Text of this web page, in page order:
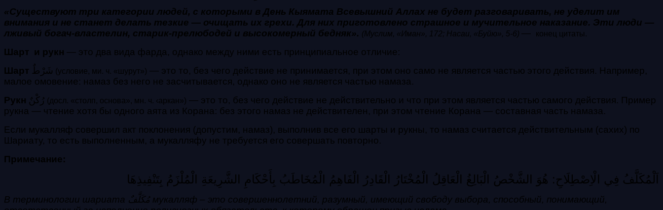
«Существуют три категории людей, с которыми в День Кыямата Всевышний Аллах не будет разговаривать, не уделит им
внимания и не станет делать тезкие — очищать их грехи. Для них приготовлено страшное и мучительное наказание. Эти люди —
лживый богач-властелин, старик-прелюбодей и высокомерный бедняк». (Муслим, «Иман», 172; Насаи, «Буйю», 5-6) — конец цитаты.
Шарт и рукн — это два вида фарда, однако между ними есть принципиальное отличие:
Шарт شَرْطٌ (условие, ми. ч. «шурут») — это то, без чего действие не принимается, при этом оно само не является частью этого действия. Например,
малое омовение: намаз без него не засчитывается, однако оно не является частью намаза.
Рукн
(досл. «столп, основа», мн. ч. ‹аркан») — это то, без чего действие не действительно и что при этом является частью caмoгo действия. Пример
рукна — чтение хотя бы одного аята из Корана: без этого намаз не действителен, при этом чтение Корана — составная часть намаза.
Если мукалляф совершил акт поклонения (допустим, намаз), выполнив все его шарты и рукны, то намаз считается действительным (сахих) по
Шариату, то есть выполненным, а мукалляфу не требуется его совершать повторно.
Примечание:
اَلْمُكَلَّفُ فِي الْاِصْطِلَاحِ: هُوَ الشَّخْصُ الْبَالِغُ الْعَاقِلُ الْمُخْتَارُ الْقَادِرُ الْفَاهِمُ الْمُخَاطَبُ بِأَحْكَامِ الشَّرِيعَةِ الْمُلْزَمُ بِتَنْفِيذِهَا
В терминологии шариата مُكَلَّفٌ мукалляф – это совершеннолетний, разумный, имеющий свободу выбора, способный, понимающий,